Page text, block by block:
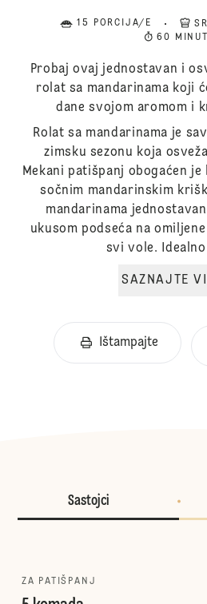
15 PORCIJA/E
60
Probaj ovaj jednostavan i
rolat sa mandarinama koji
dane svojom aromom i
Rolat sa mandarinama je
zimsku sezonu koja
Mekani patišpanj obogaćen
sočnim mandarinskim
mandarinama
ukusom podseća na
svi vole. Idealno
Ištampajte
Sastojci
ZA PATIŠPANJ